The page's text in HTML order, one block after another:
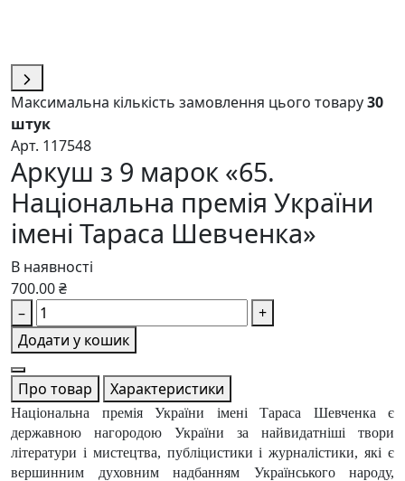
Максимальна кількість замовлення цього товару30
штук
Арт. 117548
Аркуш з 9 марок «65.
Національна премія України
імені Тараса Шевченка»
В наявності
700.00 ₴
–
+
Додати у кошик
Про товар Характеристики
Національна премія України імені Тараса Шевченка є
державною нагородою України за найвидатніші твори
літератури і мистецтва, публіцистики і журналістики, які є
вершинним духовним надбанням Українського народу,